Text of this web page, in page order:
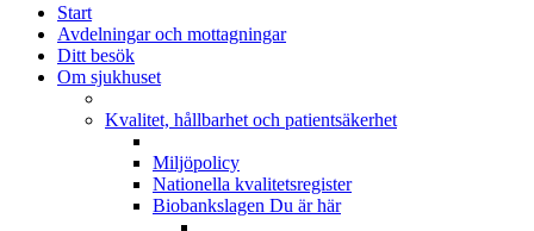
Start
Avdelningar och mottagningar
Ditt besök
Om sjukhuset
Kvalitet, hållbarhet och patientsäkerhet
Miljöpolicy
Nationella kvalitetsregister
Biobankslagen Du är här